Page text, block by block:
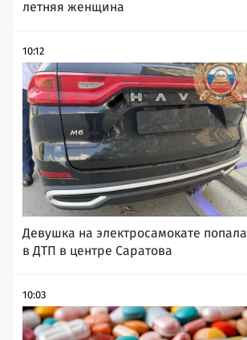
летняя женщина
10:12
Девушка на электросамокате попала
в ДТП в центре Саратова
10:03